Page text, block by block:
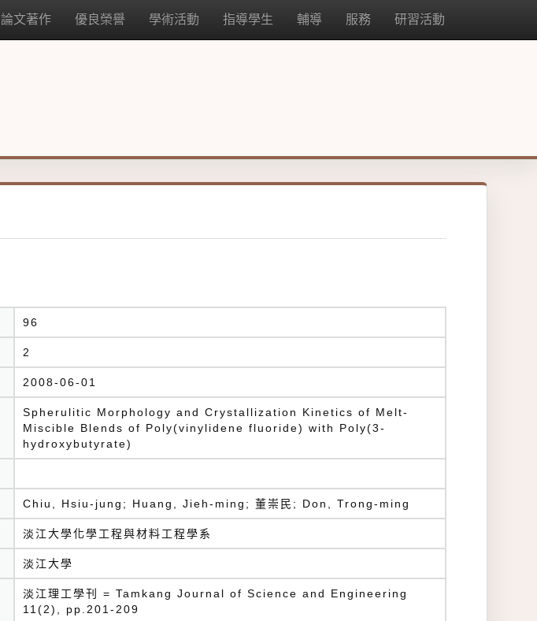
論文著作 優良榮譽 學術活動 指導學生 輔導 服務 研習活動
96
2
2008-06-01
Spherulitic Morphology and Crystallization Kinetics of Melt-
Miscible Blends of Poly(vinylidene fluoride) with Poly(3-
hydroxybutyrate)
Chiu, Hsiu-jung; Huang, Jieh-ming; 董崇民; Don, Trong-ming
淡江大學化學工程與材料工程學系
淡江大學
淡江理工學刊 = Tamkang Journal of Science and Engineering
11(2), pp.201-209